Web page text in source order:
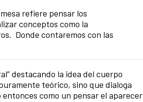
refiere pensar los
conceptos como la
Donde contaremos con las
destacando la idea del cuerpo
teórico, sino que dialoga
como un pensar el aparecer